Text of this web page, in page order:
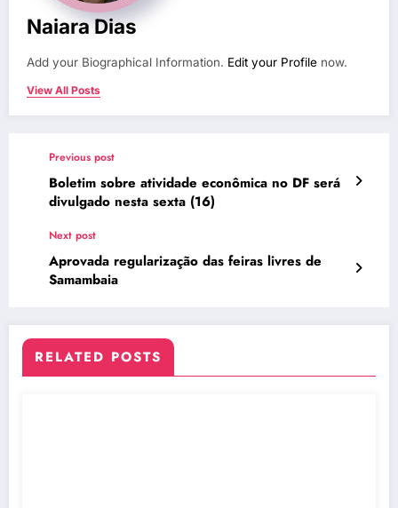
Naiara Dias
Add your Biographical Information. Edit your Profile now.
View All Posts
Previous post
Boletim sobre atividade econômica no DF será
divulgado nesta sexta (16)
Next post
Aprovada regularização das feiras livres de
Samambaia
RELATED POSTS